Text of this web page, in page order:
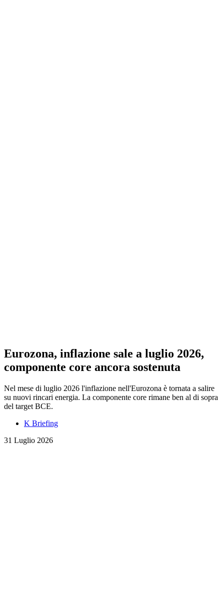
Eurozona, inflazione sale a luglio 2026,
componente core ancora sostenuta
Nel mese di luglio 2026 l'inflazione nell'Eurozona è tornata a salire
su nuovi rincari energia. La componente core rimane ben al di sopra
del target BCE.
K Briefing
31 Luglio 2026